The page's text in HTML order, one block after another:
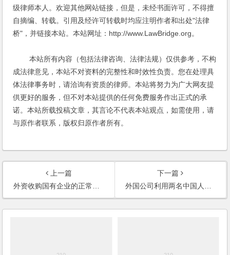
级律师本人。欢迎其他网站链接，但是，未经书面许可，不得擅
自摘编、转载。引用及经许可转载时均应注明作者和出处"法律
桥"，并链接本站。本站网址：http://www.LawBridge.org。
本站所有内容（包括法律咨询、法律法规）仅供参考，不构
成法律意见，本站不对资料的完整性和时效性负责。您在处理具
体法律事务时，请洽询有资质的律师。本站将努力为广大网友提
供更好的服务，但不对本站提供的任何免费服务作出正式的承
诺。本站所载投稿文章，其言论不代表本站观点，如需使用，请
与原作者联系，版权归原作者所有。
上一篇
外资收购国有企业的正常程序？国内私营企业收购国有企业的正常程序？
下一篇
外国公司利用两名中国人的名义在国内设立了一家内资企业，该外国公司打算收回股权，将企业变更为外商独资企业，有何简便的操作方法？